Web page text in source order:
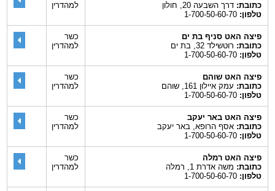
כתובת:דרך השבעה 20, חולון
טלפון:1-700-50-60-70
למהדרין
פיצה האט סניף בת ים
כתובת:רוטשילד 32, בת ים
טלפון:1-700-50-60-70
כשר
למהדרין
פיצה האט שוהם
כתובת:עמק איילון 161, שוהם
טלפון:1-700-50-60-70
כשר
למהדרין
פיצה האט באר יעקב
כתובת:אסף הרופא, באר יעקב
טלפון:1-700-50-60-70
כשר
למהדרין
פיצה האט רמלה
כתובת:משה אדרת 1, רמלה
טלפון:1-700-50-60-70
כשר
למהדרין